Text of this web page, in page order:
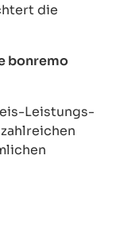
die
bonremo
Leistungs-